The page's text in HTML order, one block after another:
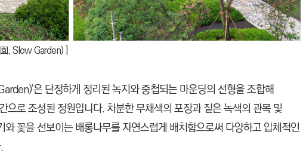
, Slow Garden) ]
은 단정하게 정리된 녹지와 중첩되는 마운딩의 선형을 조합해
으로 조성된 정원입니다. 차분한 무채색의 포장과 짙은 녹색의 관목 및
꽃을 선보이는 배롱나무를 자연스럽게 배치함으로써 다양하고 입체적인